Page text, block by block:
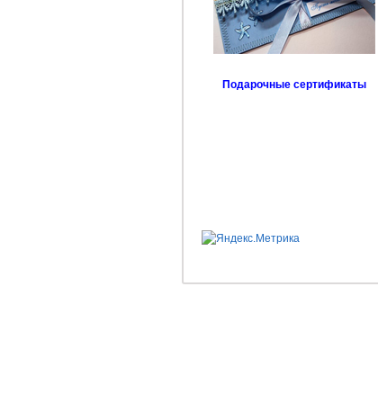
Подарочные сертификаты